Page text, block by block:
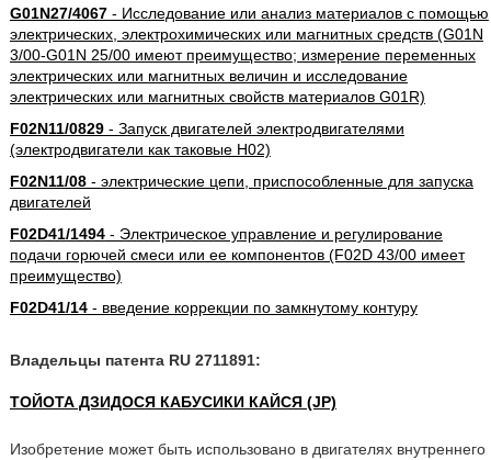
G01N27/4067- Исследование или анализ материалов с помощью
электрических, электрохимических или магнитных средств (G01N
3/00-G01N 25/00 имеют преимущество; измерение переменных
электрических или магнитных величин и исследование
электрических или магнитных свойств материалов G01R)
F02N11/0829- Запуск двигателей электродвигателями
(электродвигатели как таковые H02)
F02N11/08- электрические цепи, приспособленные для запуска
двигателей
F02D41/1494- Электрическое управление и регулирование
подачи горючей смеси или ее компонентов (F02D 43/00 имеет
преимущество)
F02D41/14- введение коррекции по замкнутому контуру
Владельцы патента RU 2711891:
ТОЙОТА ДЗИДОСЯ КАБУСИКИ КАЙСЯ (JP)
Изобретение может быть использовано в двигателях внутреннего